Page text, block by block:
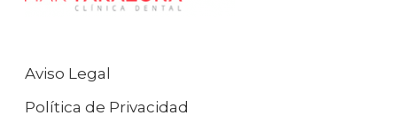
Aviso Legal
Política de Privacidad